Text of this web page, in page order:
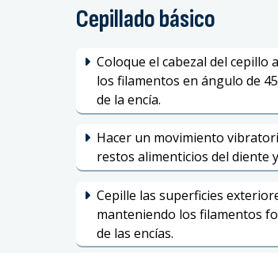
Cepillado básico
Coloque el cabezal del cepillo
los filamentos en ángulo de
de la encía.
Hacer un movimiento
restos alimenticios del diente
Cepille las superficies
manteniendo los filamentos
de las encías.